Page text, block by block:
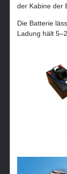
der Kabine der
Die Batterie
Ladung hält